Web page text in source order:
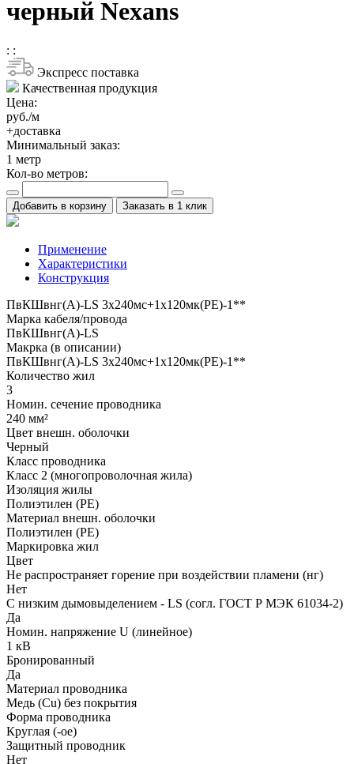
черный Nexans
: :
Экспресс поставка
Качественная продукция
Цена:
руб./м
+доставка
Минимальный заказ:
1 метр
Кол-во метров:
Добавить в корзину Заказать в 1 клик
Применение
Характеристики
Конструкция
ПвКШвнг(A)-LS 3x240мс+1x120мк(PE)-1**
Марка кабеля/провода
ПвКШвнг(A)-LS
Макрка (в описании)
ПвКШвнг(A)-LS 3x240мс+1x120мк(PE)-1**
Количество жил
3
Номин. сечение проводника
240 мм²
Цвет внешн. оболочки
Черный
Класс проводника
Класс 2 (многопроволочная жила)
Изоляция жилы
Полиэтилен (PE)
Материал внешн. оболочки
Полиэтилен (PE)
Маркировка жил
Цвет
Не распространяет горение при воздействии пламени (нг)
Нет
С низким дымовыделением - LS (согл. ГОСТ Р МЭК 61034-2)
Да
Номин. напряжение U (линейное)
1 кВ
Бронированный
Да
Материал проводника
Медь (Cu) без покрытия
Форма проводника
Круглая (-ое)
Защитный проводник
Нет